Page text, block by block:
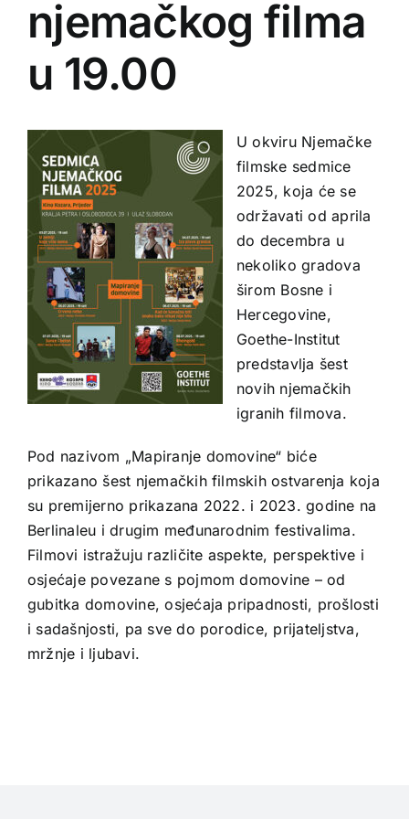
njemačkog filma
u 19.00
U okviru Njemačke
filmske sedmice
2025, koja će se
održavati od aprila
do decembra u
nekoliko gradova
širom Bosne i
Hercegovine,
Goethe-Institut
predstavlja šest
novih njemačkih
igranih filmova.
Pod nazivom „Mapiranje domovine“ biće
prikazano šest njemačkih filmskih ostvarenja koja
su premijerno prikazana 2022. i 2023. godine na
Berlinaleu i drugim međunarodnim festivalima.
Filmovi istražuju različite aspekte, perspektive i
osjećaje povezane s pojmom domovine – od
gubitka domovine, osjećaja pripadnosti, prošlosti
i sadašnjosti, pa sve do porodice, prijateljstva,
mržnje i ljubavi.